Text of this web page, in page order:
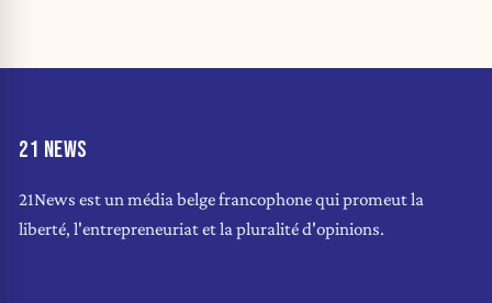
21 NEWS
21News est un média belge francophone qui promeut la
liberté, l'entrepreneuriat et la pluralité d'opinions.